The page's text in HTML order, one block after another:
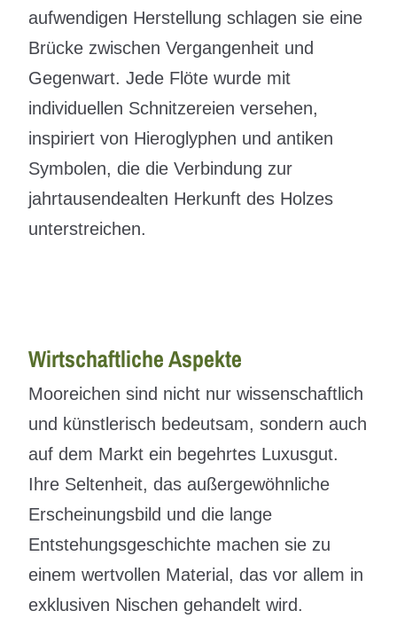
aufwendigen Herstellung schlagen sie eine
Brücke zwischen Vergangenheit und
Gegenwart. Jede Flöte wurde mit
individuellen Schnitzereien versehen,
inspiriert von Hieroglyphen und antiken
Symbolen, die die Verbindung zur
jahrtausendealten Herkunft des Holzes
unterstreichen.
Wirtschaftliche Aspekte
Mooreichen sind nicht nur wissenschaftlich
und künstlerisch bedeutsam, sondern auch
auf dem Markt ein begehrtes Luxusgut.
Ihre Seltenheit, das außergewöhnliche
Erscheinungsbild und die lange
Entstehungsgeschichte machen sie zu
einem wertvollen Material, das vor allem in
exklusiven Nischen gehandelt wird.